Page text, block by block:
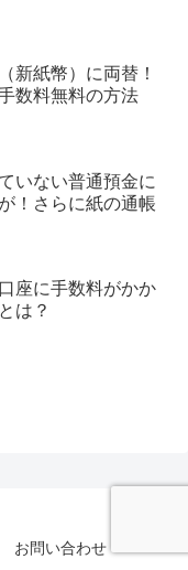
新紙幣）に両替！
数料無料の方法
いない普通預金に
！さらに紙の通帳
座に手数料がかか
は？
お問い合わせ